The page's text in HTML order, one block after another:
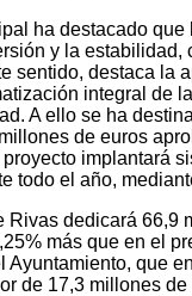
ha destacado
y la
sentido, destaca la
integral de
A ello se ha
de euros
implantará
todo el año,
Rivas dedicará
más que en el
Ayuntamiento, que
de 17,3 millones